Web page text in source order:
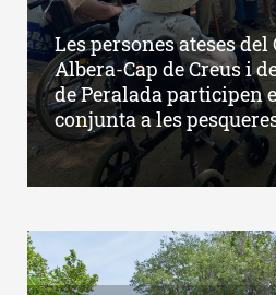
Les persones ateses del
Albera-Cap de Creus i
de Peralada participen
conjunta a les